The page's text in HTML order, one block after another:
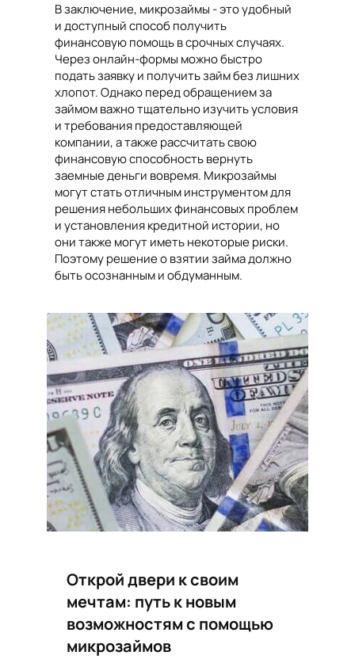
В заключение, микрозаймы - это удобный
и доступный способ получить
финансовую помощь в срочных случаях.
Через онлайн-формы можно быстро
подать заявку и получить займ без лишних
хлопот. Однако перед обращением за
займом важно тщательно изучить условия
и требования предоставляющей
компании, а также рассчитать свою
финансовую способность вернуть
заемные деньги вовремя. Микрозаймы
могут стать отличным инструментом для
решения небольших финансовых проблем
и установления кредитной истории, но
они также могут иметь некоторые риски.
Поэтому решение о взятии займа должно
быть осознанным и обдуманным.
Открой двери к своим
мечтам: путь к новым
возможностям с помощью
микрозаймов